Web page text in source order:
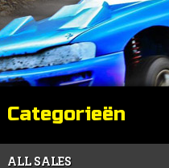
Categorieën
ALL SALES